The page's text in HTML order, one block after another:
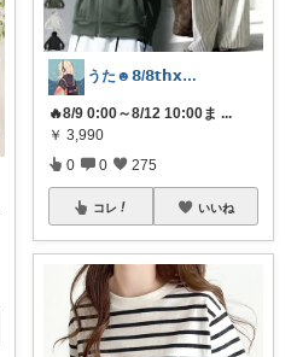
うた☻𝟴/𝟴𝘁𝗵𝘅ᜊ⍤⃝ᜊ
🔥8/9 0:00～8/12 10:00ま ...
￥ 3,990
0 0 275
コレ いいね